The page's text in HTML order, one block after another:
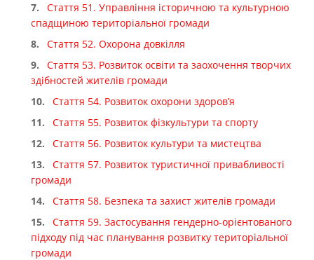
Стаття 51. Управління історичною та культурною
спадщиною територіальної громади
Стаття 52. Охорона довкілля
Стаття 53. Розвиток освіти та заохочення творчих
здібностей жителів громади
Стаття 54. Розвиток охорони здоров’я
Стаття 55. Розвиток фізкультури та спорту
Стаття 56. Розвиток культури та мистецтва
Стаття 57. Розвиток туристичної привабливості
громади
Стаття 58. Безпека та захист жителів громади
Стаття 59. Застосування гендерно-орієнтованого
підходу під час планування розвитку територіальної
громади